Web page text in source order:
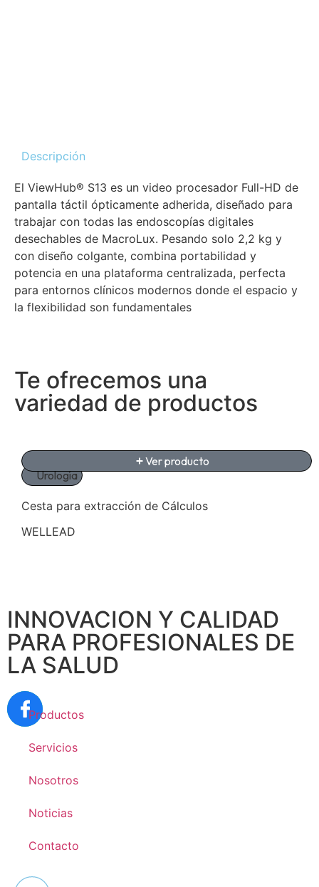
Descripción
El ViewHub® S13 es un video procesador Full-HD de
pantalla táctil ópticamente adherida, diseñado para
trabajar con todas las endoscopías digitales
desechables de MacroLux. Pesando solo 2,2 kg y
con diseño colgante, combina portabilidad y
potencia en una plataforma centralizada, perfecta
para entornos clínicos modernos donde el espacio y
la flexibilidad son fundamentales
Te ofrecemos una
variedad de productos
Urología
Cesta para extracción de Cálculos
WELLEAD
Ver producto
INNOVACION Y CALIDAD
PARA PROFESIONALES DE
LA SALUD
Productos
Servicios
Nosotros
Noticias
Contacto